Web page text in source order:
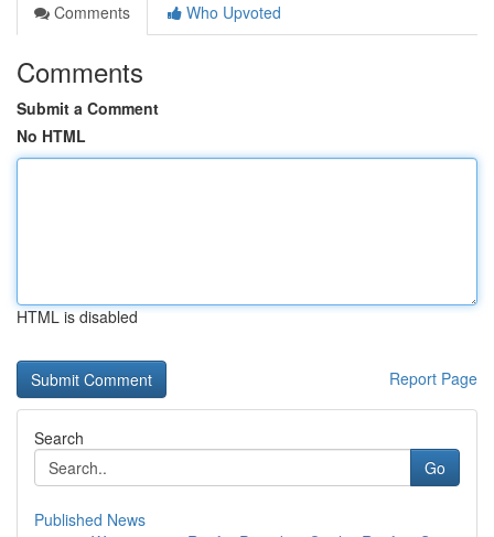
Comments
Who Upvoted
Comments
Submit a Comment
No HTML
HTML is disabled
Report Page
Search
Go
Published News